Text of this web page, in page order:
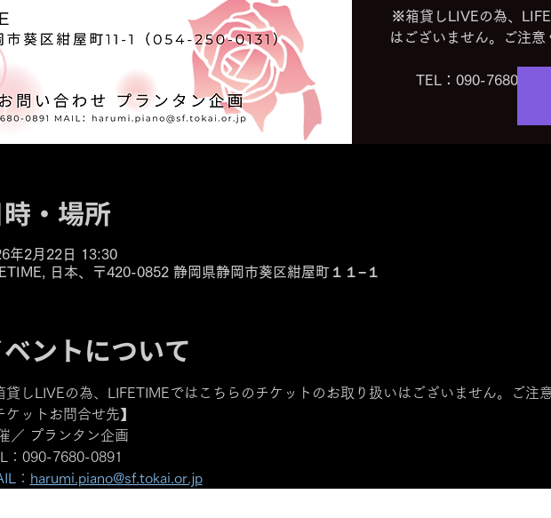
※箱貸しLIVEの為、
はございません。ご注
TEL：090-7680-
・場所
年2月22日 13:30
日本、〒420-0852 静岡県静岡市葵区紺屋町１１−１
ントについて
しLIVEの為、LIFETIMEではこちらのチケットのお取り扱いはございません。ご注意
ケットお問合せ先】
／ プランタン企画
：090-7680-0891
： harumi.piano@sf.tokai.or.jp